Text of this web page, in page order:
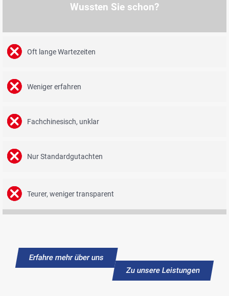
Wussten Sie schon?
Oft lange Wartezeiten
Weniger erfahren
Fachchinesisch, unklar
Nur Standardgutachten
Teurer, weniger transparent
Erfahre mehr über uns
Zu unsere Leistungen